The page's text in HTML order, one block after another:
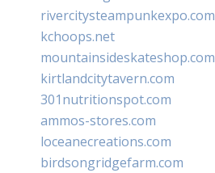
rivercitysteampunkexpo.com
kchoops.net
mountainsideskateshop.com
kirtlandcitytavern.com
301nutritionspot.com
ammos-stores.com
loceanecreations.com
birdsongridgefarm.com